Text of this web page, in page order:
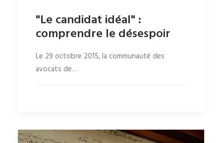
"Le candidat idéal" :
comprendre le désespoir
Le 29 octobre 2015, la communauté des
avocats de…